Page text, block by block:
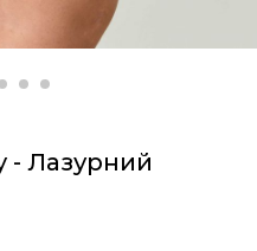
- Лазурний